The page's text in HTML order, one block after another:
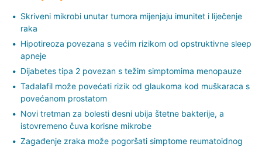
Skriveni mikrobi unutar tumora mijenjaju imunitet i liječenje
raka
Hipotireoza povezana s većim rizikom od opstruktivne sleep
apneje
Dijabetes tipa 2 povezan s težim simptomima menopauze
Tadalafil može povećati rizik od glaukoma kod muškaraca s
povećanom prostatom
Novi tretman za bolesti desni ubija štetne bakterije, a
istovremeno čuva korisne mikrobe
Zagađenje zraka može pogoršati simptome reumatoidnog